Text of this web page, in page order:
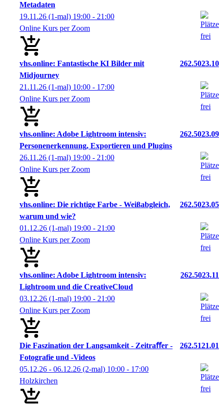
Metadaten
19.11.26 (1-mal) 19:00 - 21:00
Online Kurs per Zoom
vhs.online: Fantastische KI Bilder mit
Midjourney
262.5023.10
21.11.26 (1-mal) 10:00 - 17:00
Online Kurs per Zoom
vhs.online: Adobe Lightroom intensiv:
Personenerkennung, Exportieren und Plugins
262.5023.09
26.11.26 (1-mal) 19:00 - 21:00
Online Kurs per Zoom
vhs.online: Die richtige Farbe - Weißabgleich,
warum und wie?
262.5023.05
01.12.26 (1-mal) 19:00 - 21:00
Online Kurs per Zoom
vhs.online: Adobe Lightroom intensiv:
Lightroom und die CreativeCloud
262.5023.11
03.12.26 (1-mal) 19:00 - 21:00
Online Kurs per Zoom
Die Faszination der Langsamkeit - Zeitraﬀer -
Fotografie und -Videos
262.5121.01
05.12.26 - 06.12.26 (2-mal) 10:00 - 17:00
Holzkirchen